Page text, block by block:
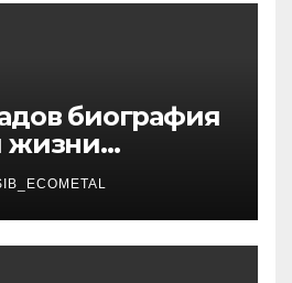
биография
жизни
актера